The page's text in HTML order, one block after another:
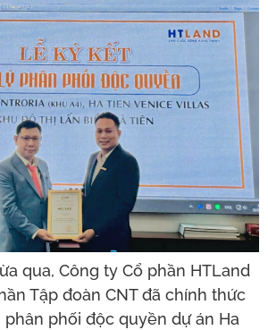
qua, Công ty Cổ phần HTLand
Tập đoàn CNT đã chính thức
phối độc quyền dự án Ha